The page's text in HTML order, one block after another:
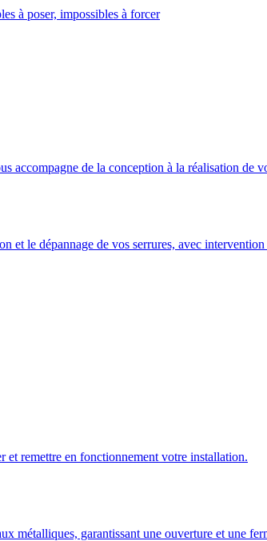
à poser, impossibles à forcer
accompagne de la conception à la réalisation de
et le dépannage de vos serrures, avec
et remettre en fonctionnement votre installation.
métalliques, garantissant une ouverture et une